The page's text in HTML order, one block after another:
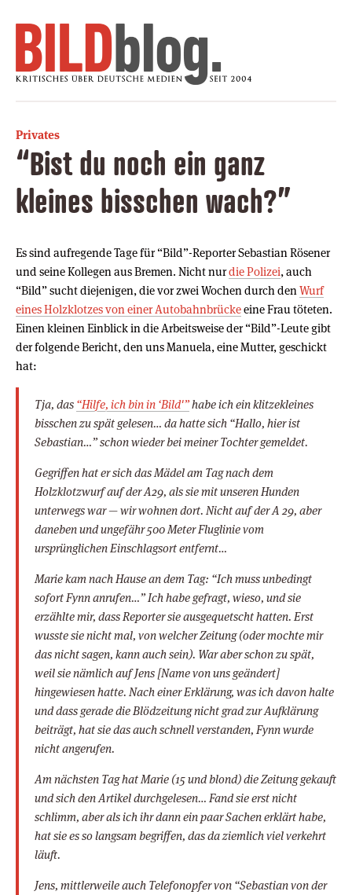
Privates
“Bist du noch ein ganz
kleines bisschen wach?”
Es sind aufregende Tage für “Bild”-Reporter Sebastian Rösener
und seine Kollegen aus Bremen. Nicht nurdie Polizei, auch
“Bild” sucht diejenigen, die vor zwei Wochen durch den Wurf
eines Holzklotzes von einer Autobahnbrückeeine Frau töteten.
Einen kleinen Einblick in die Arbeitsweise der “Bild”-Leute gibt
der folgende Bericht, den uns Manuela, eine Mutter, geschickt
hat:
Tja, das “Hilfe, ich bin in ‘Bild'”habe ich ein klitzekleines
bisschen zu spät gelesen… da hatte sich “Hallo, hier ist
Sebastian…” schon wieder bei meiner Tochter gemeldet.
Gegriffen hat er sich das Mädel am Tag nach dem
Holzklotzwurf auf der A29, als sie mit unseren Hunden
unterwegs war — wir wohnen dort. Nicht auf der A 29, aber
daneben und ungefähr 500 Meter Fluglinie vom
ursprünglichen Einschlagsort entfernt…
Marie kam nach Hause an dem Tag: “Ich muss unbedingt
sofort Fynn anrufen…” Ich habe gefragt, wieso, und sie
erzählte mir, dass Reporter sie ausgequetscht hatten. Erst
wusste sie nicht mal, von welcher Zeitung (oder mochte mir
das nicht sagen, kann auch sein). War aber schon zu spät,
weil sie nämlich auf Jens [Name von uns geändert]
hingewiesen hatte. Nach einer Erklärung, was ich davon halte
und dass gerade die Blödzeitung nicht grad zur Aufklärung
beiträgt, hat sie das auch schnell verstanden, Fynn wurde
nicht angerufen.
Am nächsten Tag hat Marie (15 und blond) die Zeitung gekauft
und sich den Artikel durchgelesen… Fand sie erst nicht
schlimm, aber als ich ihr dann ein paar Sachen erklärt habe,
hat sie es so langsam begriffen, das da ziemlich viel verkehrt
läuft.
Jens, mittlerweile auch Telefonopfer von “Sebastian von der